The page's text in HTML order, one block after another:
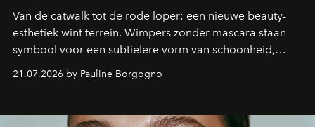
Van de catwalk tot de rode loper: een nieuwe beauty-
esthetiek wint terrein. Wimpers zonder mascara staan
symbool voor een subtielere vorm van schoonheid,
aan make-up.
21.07.2026 by Pauline Borgogno